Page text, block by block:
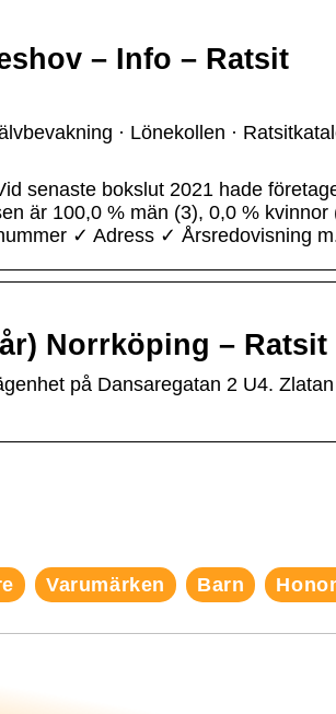
– Info – Ratsit
· Lönekollen ·
senaste bokslut 2021 hade
är 100,0 % män (3), 0,0 %
✓ Adress ✓ Årsredovisning
Norrköping – Ratsit
på Dansaregatan 2 U4.
Varumärken Barn